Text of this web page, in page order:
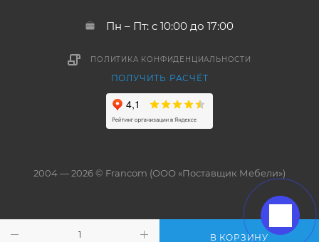
В КОРЗИНУ
Пн – Пт: с 10:00 до 17:00
ПОЛИТИКА КОНФИДЕНЦИАЛЬНОСТИ
ПОЛУЧИТЬ РАСЧЁТ
2004 — 2026 © Francom (ООО «Поставщик Мебели»)